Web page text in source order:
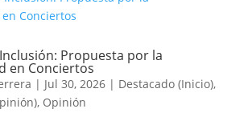
Propuesta por la
en Conciertos
| Jul 30, 2026| Destacado (Inicio),
, Opinión